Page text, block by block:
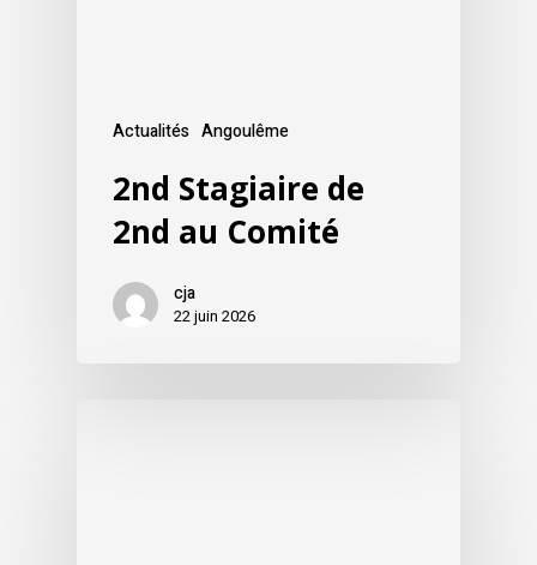
Actualités Angoulême
2nd Stagiaire de
2nd au Comité
cja
22 juin 2026